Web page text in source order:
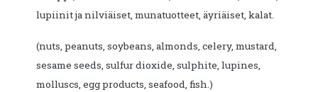
lupiinit ja nilviäiset, munatuotteet, äyriäiset, kalat.
(nuts, peanuts, soybeans, almonds, celery, mustard,
sesame seeds, sulfur dioxide, sulphite, lupines,
molluscs, egg products, seafood, fish.)